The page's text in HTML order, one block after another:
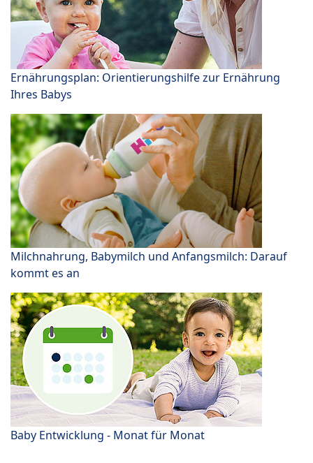
Ernährungsplan: Orientierungshilfe zur Ernährung
Ihres Babys
Milchnahrung, Babymilch und Anfangsmilch: Darauf
kommt es an
Baby Entwicklung - Monat für Monat